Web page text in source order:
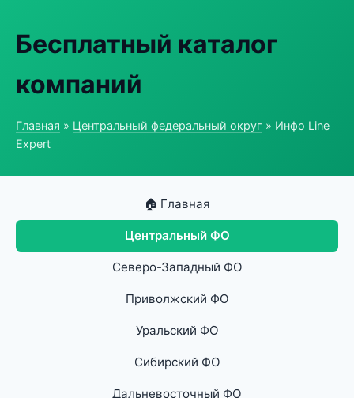
Бесплатный каталог
компаний
Главная » Центральный федеральный округ » Инфо Line
Expert
🏠 Главная
Центральный ФО
Северо-Западный ФО
Приволжский ФО
Уральский ФО
Сибирский ФО
Дальневосточный ФО